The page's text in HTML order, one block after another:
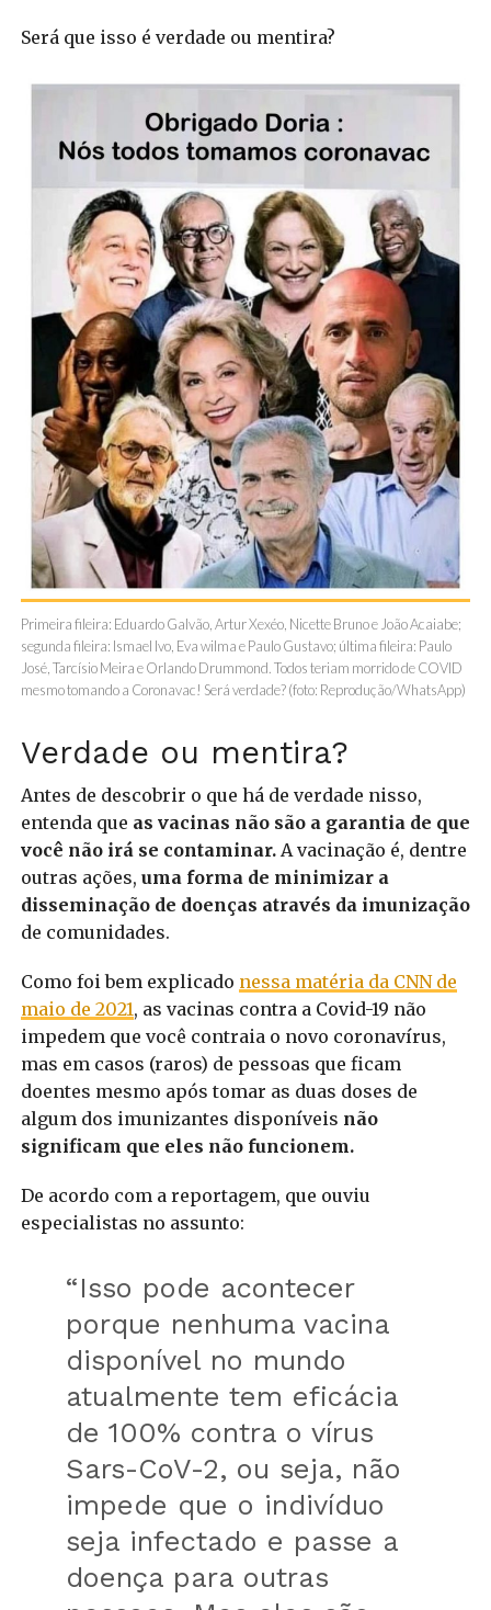
Será que isso é verdade ou mentira?
Primeira fileira: Eduardo Galvão, Artur Xexéo, Nicette Bruno e João Acaiabe;
segunda fileira: Ismael Ivo, Eva wilma e Paulo Gustavo; última fileira: Paulo
José, Tarcísio Meira e Orlando Drummond. Todos teriam morrido de COVID
mesmo tomando a Coronavac! Será verdade? (foto: Reprodução/WhatsApp)
Verdade ou mentira?
Antes de descobrir o que há de verdade nisso,
entenda que as vacinas não são a garantia de que
você não irá se contaminar.A vacinação é, dentre
outras ações, uma forma de minimizar a
disseminação de doenças através da imunização
de comunidades.
Como foi bem explicado nessa matéria da CNN de
maio de 2021, as vacinas contra a Covid-19 não
impedem que você contraia o novo coronavírus,
mas em casos (raros) de pessoas que ficam
doentes mesmo após tomar as duas doses de
algum dos imunizantes disponíveis não
significam que eles não funcionem.
De acordo com a reportagem, que ouviu
especialistas no assunto:
“Isso pode acontecer
porque nenhuma vacina
disponível no mundo
atualmente tem eficácia
de 100% contra o vírus
Sars-CoV-2, ou seja, não
impede que o indivíduo
seja infectado e passe a
doença para outras